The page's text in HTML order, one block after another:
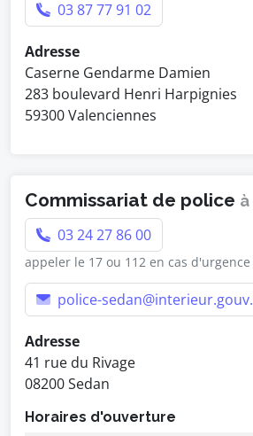
03 87 77 91 02
Adresse
Caserne Gendarme Damien
283 boulevard Henri Harpignies
59300 Valenciennes
Commissariat de police
03 24 27 86 00
appeler le 17 ou 112 en cas d'urgence
police-
Adresse
41 rue du Rivage
08200 Sedan
Horaires d'ouverture